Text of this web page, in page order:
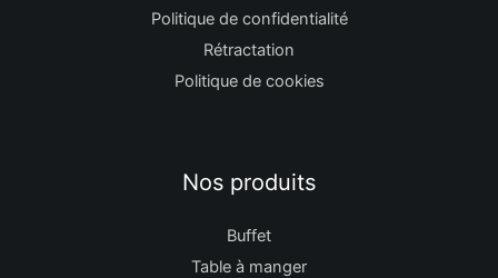
Politique de confidentialité
Rétractation
Politique de cookies
Nos produits
Buffet
Table à manger